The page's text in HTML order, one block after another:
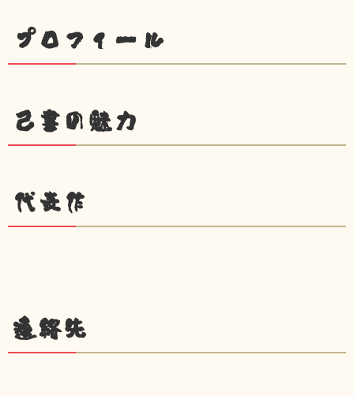
プロフィール
己書の魅力
代表作
連絡先